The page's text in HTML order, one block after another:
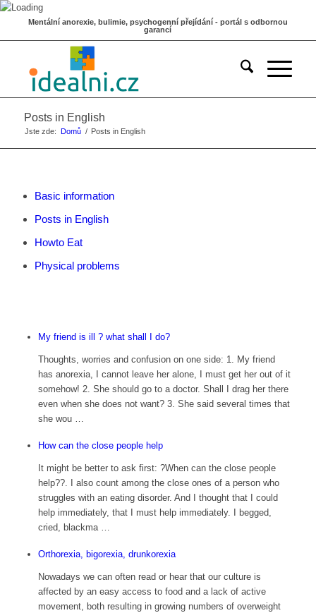
Mentální anorexie, bulimie, psychogenní přejídání - portál s odbornou
garancí
Posts in English
Jste zde: Domů / Posts in English
Basic information
Posts in English
Howto Eat
Physical problems
My friend is ill ? what shall I do?
Thoughts, worries and confusion on one side: 1. My friend
has anorexia, I cannot leave her alone, I must get her out of it
somehow! 2. She should go to a doctor. Shall I drag her there
even when she does not want? 3. She said several times that
she wou …
How can the close people help
It might be better to ask first: ?When can the close people
help??. I also count among the close ones of a person who
struggles with an eating disorder. And I thought that I could
help immediately, that I must help immediately. I begged,
cried, blackma …
Orthorexia, bigorexia, drunkorexia
Nowadays we can often read or hear that our culture is
affected by an easy access to food and a lack of active
movement, both resulting in growing numbers of overweight